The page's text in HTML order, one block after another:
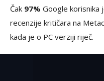
Čak 97% Google korisnika
recenzije kritičara na
kada je o PC verziji riječ.